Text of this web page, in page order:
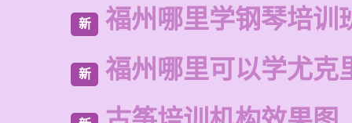
新 福州哪里学钢琴培训
新 福州哪里可以学尤克